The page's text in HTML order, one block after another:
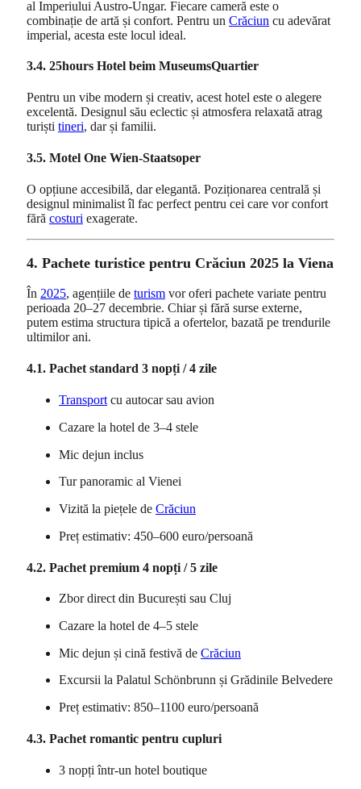
al Imperiului Austro-Ungar. Fiecare cameră este o
combinație de artă și confort. Pentru un Crăciun cu adevărat
imperial, acesta este locul ideal.
3.4. 25hours Hotel beim MuseumsQuartier
Pentru un vibe modern și creativ, acest hotel este o alegere
excelentă. Designul său eclectic și atmosfera relaxată atrag
turiști tineri, dar și familii.
3.5. Motel One Wien-Staatsoper
O opțiune accesibilă, dar elegantă. Poziționarea centrală și
designul minimalist îl fac perfect pentru cei care vor confort
fără costuri exagerate.
4. Pachete turistice pentru Crăciun 2025 la Viena
În 2025, agențiile de turism vor oferi pachete variate pentru
perioada 20–27 decembrie. Chiar și fără surse externe,
putem estima structura tipică a ofertelor, bazată pe trendurile
ultimilor ani.
4.1. Pachet standard 3 nopți / 4 zile
Transport cu autocar sau avion
Cazare la hotel de 3–4 stele
Mic dejun inclus
Tur panoramic al Vienei
Vizită la piețele de Crăciun
Preț estimativ: 450–600 euro/persoană
4.2. Pachet premium 4 nopți / 5 zile
Zbor direct din București sau Cluj
Cazare la hotel de 4–5 stele
Mic dejun și cină festivă de Crăciun
Excursii la Palatul Schönbrunn și Grădinile Belvedere
Preț estimativ: 850–1100 euro/persoană
4.3. Pachet romantic pentru cupluri
3 nopți într-un hotel boutique